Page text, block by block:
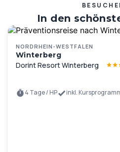
In den
Deutschlands
NORDRHEIN-WESTFALEN
Winterberg
Dorint Resort Winterberg
4 Tage / HP inkl.